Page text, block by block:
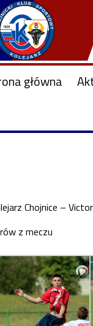
główna
Chojnice –
z meczu